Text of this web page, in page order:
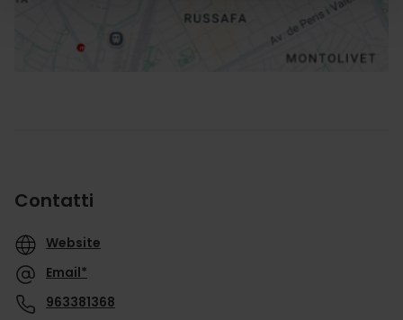
Contatti
Website
Email*
963381368